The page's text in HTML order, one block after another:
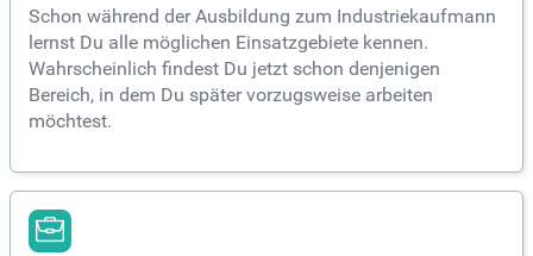
Schon während der Ausbildung zum Industriekaufmann
lernst Du alle möglichen Einsatzgebiete kennen.
Wahrscheinlich findest Du jetzt schon denjenigen
Bereich, in dem Du später vorzugsweise arbeiten
möchtest.